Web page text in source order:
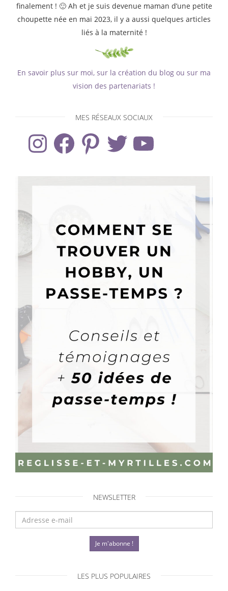
finalement ! 🙂 Ah et je suis devenue maman d’une petite
choupette née en mai 2023, il y a aussi quelques articles
liés à la maternité !
En savoir plus sur moi, sur la création du blog ou sur ma
vision des partenariats !
MES RÉSEAUX SOCIAUX
InstagramFacebook PinterestTwitter YouTube
NEWSLETTER
Je m'abonne !
LES PLUS POPULAIRES